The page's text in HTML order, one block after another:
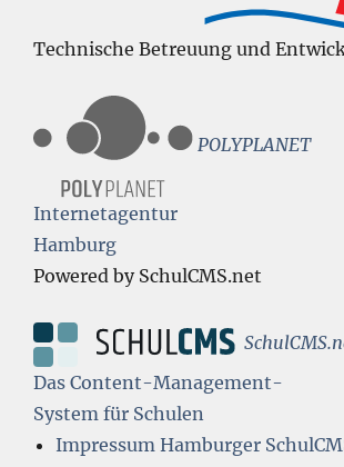
Technische Betreuung und
POLYPLANET
Internetagentur
Hamburg
Powered by SchulCMS.net
Das Content-Management-
System für Schulen
Impressum Hamburger